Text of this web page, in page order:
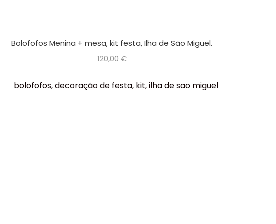
Bolofofos Menina + mesa, kit festa, Ilha de São Miguel.
120,00 €